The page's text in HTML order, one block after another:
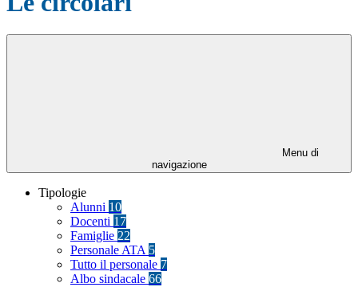
Menu di
navigazione
Tipologie
Alunni 10
Docenti 17
Famiglie 22
Personale ATA 5
Tutto il personale 7
Albo sindacale 66